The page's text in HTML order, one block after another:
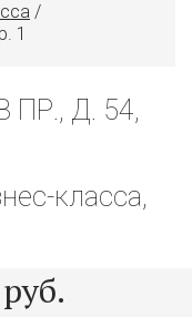
/
1
Д. 54,
класса,